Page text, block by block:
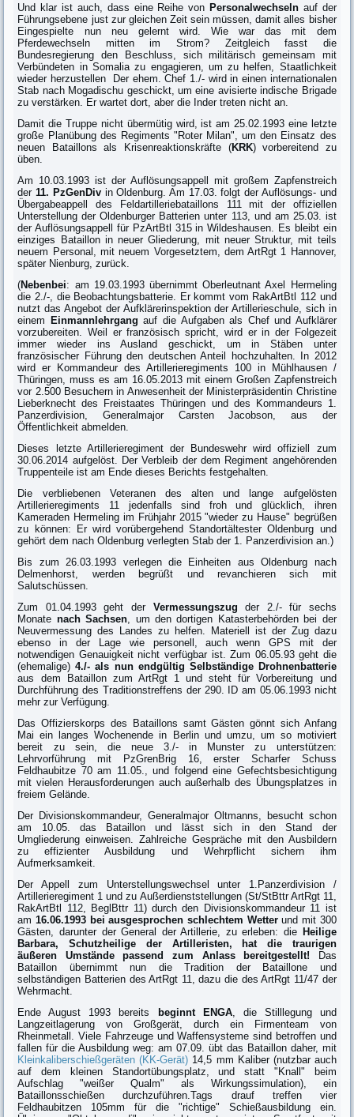
Und klar ist auch, dass eine Reihe von Personalwechselnauf der
Führungsebene just zur gleichen Zeit sein müssen, damit alles bisher
Eingespielte nun neu gelernt wird. Wie war das mit dem
Pferdewechseln mitten im Strom? Zeitgleich fasst die
Bundesregierung den Beschluss, sich militärisch gemeinsam mit
Verbündeten in Somalia zu engagieren, um zu helfen, Staatlichkeit
wieder herzustellen Der ehem. Chef 1./- wird in einen internationalen
Stab nach Mogadischu geschickt, um eine avisierte indische Brigade
zu verstärken. Er wartet dort, aber die Inder treten nicht an.
Damit die Truppe nicht übermütig wird, ist am 25.02.1993 eine letzte
große Planübung des Regiments "Roter Milan", um den Einsatz des
neuen Bataillons als Krisenreaktionskräfte (KRK) vorbereitend zu
üben.
Am 10.03.1993 ist der Auflösungsappell mit großem Zapfenstreich
der11. PzGenDivin Oldenburg. Am 17.03. folgt der Auflösungs- und
Übergabeappell des Feldartilleriebataillons 111 mit der offiziellen
Unterstellung der Oldenburger Batterien unter 113, und am 25.03. ist
der Auflösungsappell für PzArtBtl 315 in Wildeshausen. Es bleibt ein
einziges Bataillon in neuer Gliederung, mit neuer Struktur, mit teils
neuem Personal, mit neuem Vorgesetztem, dem ArtRgt 1 Hannover,
später Nienburg, zurück.
(Nebenbei: am 19.03.1993 übernimmt Oberleutnant Axel Hermeling
die 2./-, die Beobachtungsbatterie. Er kommt vom RakArtBtl 112 und
nutzt das Angebot der Aufklärerinspektion der Artillerieschule, sich in
einem
Einmannlehrgang auf die Aufgaben als Chef und Aufklärer
vorzubereiten. Weil er französisch spricht, wird er in der Folgezeit
immer wieder ins Ausland geschickt, um in Stäben unter
französischer Führung den deutschen Anteil hochzuhalten. In 2012
wird er Kommandeur des Artillerieregiments 100 in Mühlhausen /
Thüringen, muss es am 16.05.2013 mit einem Großen Zapfenstreich
vor 2.500 Besuchern in Anwesenheit der Ministerpräsidentin Christine
Lieberknecht des Freistaates Thüringen und des Kommandeurs 1.
Panzerdivision, Generalmajor Carsten Jacobson, aus der
Öffentlichkeit abmelden.
Dieses letzte Artillerieregiment der Bundeswehr wird offiziell zum
30.06.2014 aufgelöst. Der Verbleib der dem Regiment angehörenden
Truppenteile ist am Ende dieses Berichts festgehalten.
Die verbliebenen Veteranen des alten und lange aufgelösten
Artillerieregiments 11 jedenfalls sind froh und glücklich, ihren
Kameraden Hermeling im Frühjahr 2015 "wieder zu Hause" begrüßen
zu können: Er wird vorübergehend Standortältester Oldenburg und
gehört dem nach Oldenburg verlegten Stab der 1. Panzerdivision an.)
Bis zum 26.03.1993 verlegen die Einheiten aus Oldenburg nach
Delmenhorst, werden begrüßt und revanchieren sich mit
Salutschüssen.
Zum 01.04.1993 geht der Vermessungszug der 2./- für sechs
Monate nach Sachsen , um den dortigen Katasterbehörden bei der
Neuvermessung des Landes zu helfen. Materiell ist der Zug dazu
ebenso in der Lage wie personell, auch wenn GPS mit der
notwendigen Genauigkeit nicht verfügbar ist. Zum 06.05.93 geht die
(ehemalige)4./- als nun endgültig Selbständige Drohnenbatterie
aus dem Bataillon zum ArtRgt 1 und steht für Vorbereitung und
Durchführung des Traditionstreffens der 290. ID am 05.06.1993 nicht
mehr zur Verfügung.
Das Offizierskorps des Bataillons samt Gästen gönnt sich Anfang
Mai ein langes Wochenende in Berlin und umzu, um so motiviert
bereit zu sein, die neue 3./- in Munster zu unterstützen:
Lehrvorführung mit PzGrenBrig 16, erster Scharfer Schuss
Feldhaubitze 70 am 11.05., und folgend eine Gefechtsbesichtigung
mit vielen Herausforderungen auch außerhalb des Übungsplatzes in
freiem Gelände.
Der Divisionskommandeur, Generalmajor Oltmanns, besucht schon
am 10.05. das Bataillon und lässt sich in den Stand der
Umgliederung einweisen. Zahlreiche Gespräche mit den Ausbildern
zu effizienter Ausbildung und Wehrpflicht sichern ihm
Aufmerksamkeit.
Der Appell zum Unterstellungswechsel unter 1.Panzerdivision /
Artillerieregiment 1 und zu Außerdienststellungen (St/StBttr ArtRgt 11,
RakArtBtl 112, BeglBttr 11) durch den Divisionskommandeur 11 ist
am16.06.1993 bei ausgesprochen schlechtem Wetterund mit 300
Gästen, darunter der General der Artillerie, zu erleben: die Heilige
Barbara, Schutzheilige der Artilleristen, hat die traurigen
äußeren Umstände passend zum Anlass bereitgestellt!
Das
Bataillon übernimmt nun die Tradition der Bataillone und
selbständigen Batterien des ArtRgt 11, dazu die des ArtRgt 11/47 der
Wehrmacht.
Ende August 1993 bereits
beginnt ENGA, die Stilllegung und
Langzeitlagerung von Großgerät, durch ein Firmenteam von
Rheinmetall. Viele Fahrzeuge und Waffensysteme sind betroffen und
fallen für die Ausbildung weg: am 07.09. übt das Bataillon daher, mit
Kleinkaliberschießgeräten (KK-Gerät) 14,5 mm Kaliber (nutzbar auch
auf dem kleinen Standortübungsplatz, und statt "Knall" beim
Aufschlag "weißer Qualm" als Wirkungssimulation), ein
Bataillonsschießen durchzuführen.Tags drauf treffen vier
Feldhaubitzen 105mm für die "richtige" Schießausbildung ein.